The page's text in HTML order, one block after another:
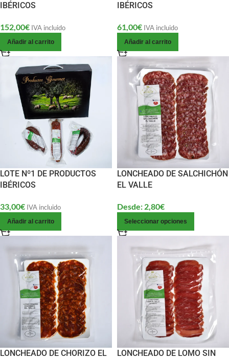
IBÉRICOS
152,00€ IVA incluido
Añadir al carrito
IBÉRICOS
61,00€ IVA incluido
Añadir al carrito
LOTE Nº1 DE PRODUCTOS
IBÉRICOS
33,00€ IVA incluido
Añadir al carrito
LONCHEADO DE SALCHICHÓN
EL VALLE
Desde: 2,80€
Seleccionar opciones
LONCHEADO DE CHORIZO EL
LONCHEADO DE LOMO SIN